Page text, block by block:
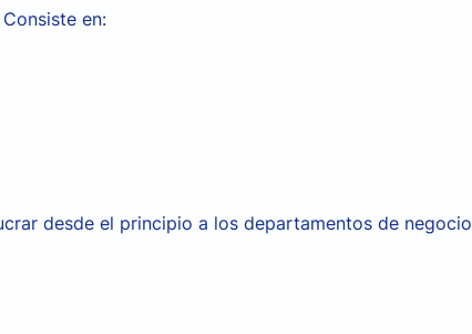
en:
desde el principio a los departamentos de negocio